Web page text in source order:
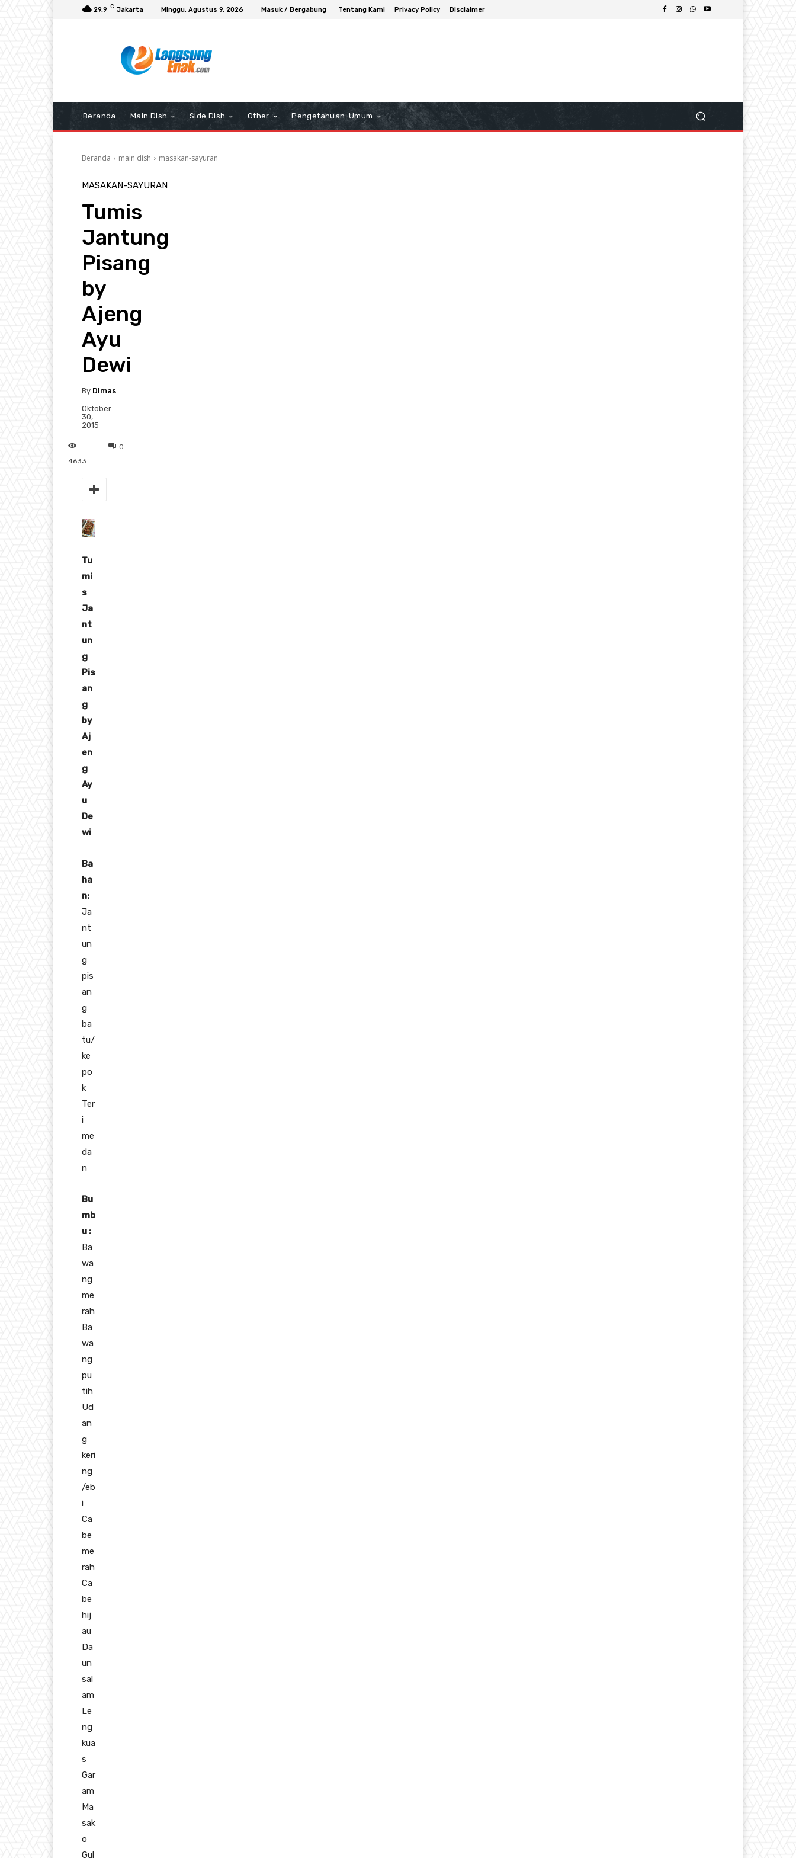
29.9 C Jakarta Minggu, Agustus 9, 2026 Masuk / Bergabung Tentang Kami Privacy Policy Disclaimer
Beranda Main Dish Side Dish Other Pengetahuan-Umum
Beranda main dish masakan-sayuran
MASAKAN-SAYURAN
Tumis
Jantung
Pisang
by
Ajeng
Ayu
Dewi
By Dimas
Oktober
30,
2015
0
4633
Tu
mi
s
Ja
nt
un
g
Pis
an
g
by
Aj
en
g
Ay
u
De
wi
Ba
ha
n:
Ja
nt
un
g
pis
an
g
ba
tu/
ke
po
k
Ter
i
me
da
n
Bu
mb
u :
Ba
wa
ng
me
rah
Ba
wa
ng
pu
tih
Ud
an
g
keri
ng
/eb
i
Ca
be
me
rah
Ca
be
hij
au
Da
un
sal
am
Le
ng
kua
s
Gar
am
Ma
sak
o
Gul